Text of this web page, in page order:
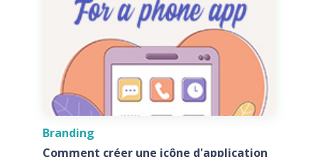
Branding
Comment créer une icône d'application